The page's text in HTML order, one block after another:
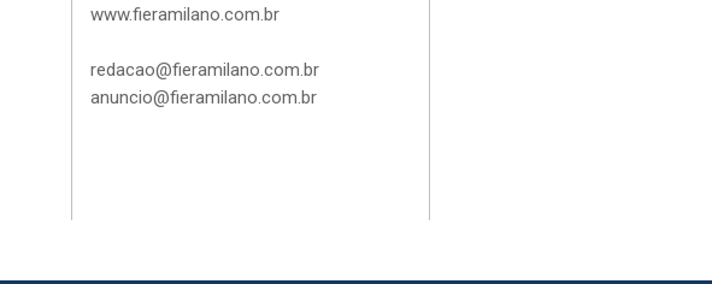
www.fieramilano.com.br
redacao@fieramilano.com.br
anuncio@fieramilano.com.br